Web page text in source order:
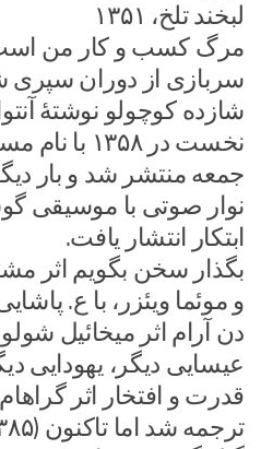
لبخند تلخ، ۱۳۵۱
مرگ کسب و کار من است
سربازی از دوران سپری
شازده کوچولو نوشتهٔ
نخست در
نوار صوتی با موسیقی
ابتکار انتشار یافت.
بگذار سخن بگویم اثر
و موئما ویئزر، با ع. پاشایی،
دن آرام اثر میخائیل
عیسایی دیگر، یهودایی
ترجمه شد اما تاکنون (۱۳۸۵) چاپ نشده‌است.